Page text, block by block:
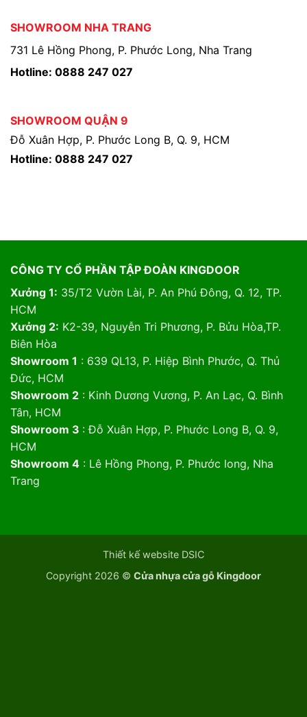
SHOWROOM NHA TRANG
731 Lê Hồng Phong, P. Phước Long, Nha Trang
Hotline: 0888 247 027
SHOWROOM QUẬN 9
Đỗ Xuân Hợp, P. Phước Long B, Q. 9, HCM
Hotline: 0888 247 027
CÔNG TY CỔ PHẦN TẬP ĐOÀN KINGDOOR
Xưởng 1: 35/T2 Vườn Lài, P. An Phú Đông, Q. 12, TP.
HCM
Xưởng 2: K2-39, Nguyễn Tri Phương, P. Bửu Hòa,TP.
Biên Hòa
Showroom 1 : 639 QL13, P. Hiệp Bình Phước, Q. Thủ
Đức, HCM
Showroom 2: Kinh Dương Vương, P. An Lạc, Q. Bình
Tân, HCM
Showroom 3 : Đỗ Xuân Hợp, P. Phước Long B, Q. 9,
HCM
Showroom 4: Lê Hồng Phong, P. Phước long, Nha
Trang
Thiết kế website DSIC
Copyright 2026 © Cửa nhựa cửa gỗ Kingdoor